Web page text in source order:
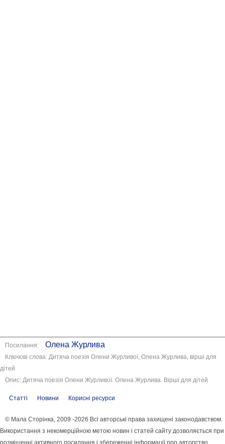
Посилання: Олена Журлива
Ключові слова: Дитяча поезія Олени Журливої, Олена Журлива, вірші для
дітей
Опис: Дитяча поезія Олени Журливої. Олена Журлива. Вірші для дітей
Статті Новини Корисні ресурси
© Мала Сторінка, 2009 -2026 Всі авторські права захищені законодавством.
Використання з некомерційною метою новин і статей сайту дозволяється при
розміщенні активного посилання і збереженні інформації про авторство.